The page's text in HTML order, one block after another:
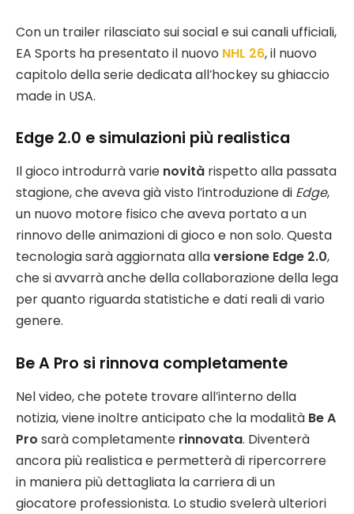
Con un trailer rilasciato sui social e sui canali ufficiali,
EA Sports ha presentato il nuovo NHL 26, il nuovo
capitolo della serie dedicata all’hockey su ghiaccio
made in USA.
Edge 2.0 e simulazioni più realistica
Il gioco introdurrà varie novità rispetto alla passata
stagione, che aveva già visto l’introduzione di Edge,
un nuovo motore fisico che aveva portato a un
rinnovo delle animazioni di gioco e non solo. Questa
tecnologia sarà aggiornata allaversione Edge 2.0,
che si avvarrà anche della collaborazione della lega
per quanto riguarda statistiche e dati reali di vario
genere.
Be A Pro si rinnova completamente
Nel video, che potete trovare all’interno della
notizia, viene inoltre anticipato che la modalità Be A
Pro sarà completamente rinnovata. Diventerà
ancora più realistica e permetterà di ripercorrere
in maniera più dettagliata la carriera di un
giocatore professionista. Lo studio svelerà ulteriori